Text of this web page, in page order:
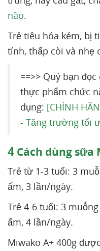
não.
Trẻ tiêu hóa kém, bị
tính, thấp còi và nhẹ
==>> Quý bạn
thực phẩm chức
dụng: [CHÍNH
- Tăng trường tối
4 Cách dùng sữa
Trẻ từ 1-3 tuổi: 3
ấm, 3 lần/ngày.
Trẻ 4-6 tuổi: 3
ấm, 4 lần/ngày.
Miwako A+ 400g